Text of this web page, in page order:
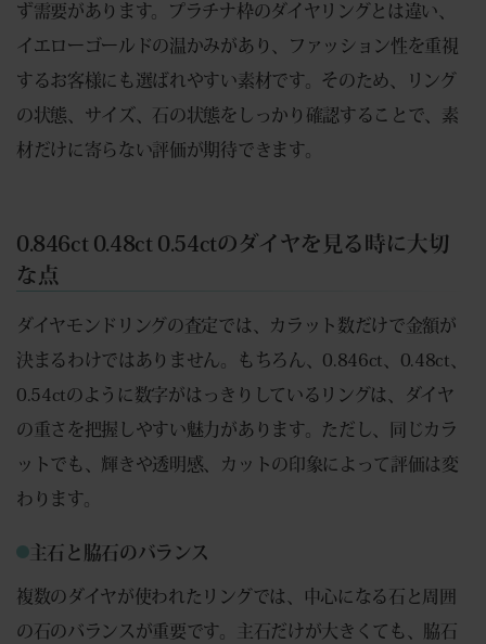
ず需要があります。プラチナ枠のダイヤリングとは違い、
イエローゴールドの温かみがあり、ファッション性を重視
するお客様にも選ばれやすい素材です。そのため、リング
の状態、サイズ、石の状態をしっかり確認することで、素
材だけに寄らない評価が期待できます。
0.846ct 0.48ct 0.54ctのダイヤを見る時に大切
な点
ダイヤモンドリングの査定では、カラット数だけで金額が
決まるわけではありません。もちろん、0.846ct、0.48ct、
0.54ctのように数字がはっきりしているリングは、ダイヤ
の重さを把握しやすい魅力があります。ただし、同じカラ
ットでも、輝きや透明感、カットの印象によって評価は変
わります。
主石と脇石のバランス
複数のダイヤが使われたリングでは、中心になる石と周囲
の石のバランスが重要です。主石だけが大きくても、脇石